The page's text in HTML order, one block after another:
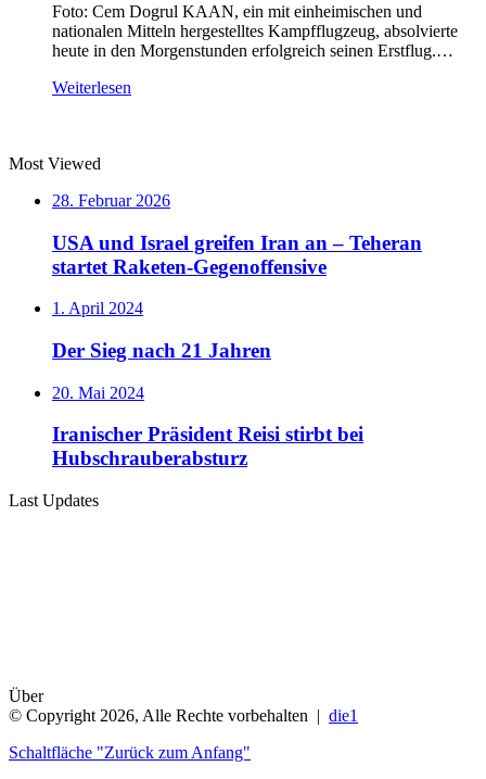
Foto: Cem Dogrul KAAN, ein mit einheimischen und
nationalen Mitteln hergestelltes Kampfflugzeug, absolvierte
heute in den Morgenstunden erfolgreich seinen Erstflug.…
Weiterlesen
Most Viewed
28. Februar 2026
USA und Israel greifen Iran an – Teheran
startet Raketen-Gegenoffensive
1. April 2024
Der Sieg nach 21 Jahren
20. Mai 2024
Iranischer Präsident Reisi stirbt bei
Hubschrauberabsturz
Last Updates
Über
© Copyright 2026, Alle Rechte vorbehalten | die1
Schaltfläche "Zurück zum Anfang"